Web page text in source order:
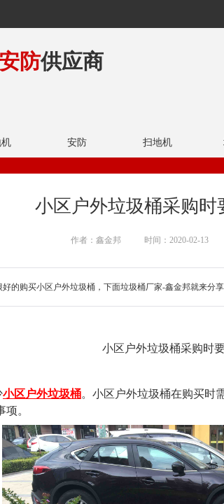
安防 扫地机
防供应商
小区户外垃圾桶采购时
作者：鑫金邦 时间：2020-02-13
的购买小区户外垃圾桶，下面垃圾桶厂家-鑫金邦就来分
小区户外垃圾桶采购时
小区户外垃圾桶。小区户外垃圾桶在购买时
。